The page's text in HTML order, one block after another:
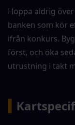
Hoppa aldrig
banken som kör
ifrån konkurs.
först, och öka
utrustning i takt